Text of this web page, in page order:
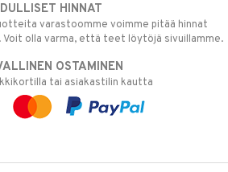
HINNAT
varastoomme voimme pitää hinnat
Voit olla varma, että teet löytöjä sivuillamme.
OSTAMINEN
tai asiakastilin kautta